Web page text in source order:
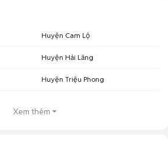
Huyện Cam Lộ
Huyện Hải Lăng
Huyện Triệu Phong
Xem thêm